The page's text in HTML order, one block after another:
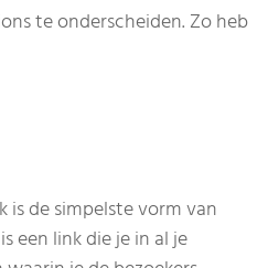
te onderscheiden. Zo heb
de simpelste vorm van
een link die je in al je